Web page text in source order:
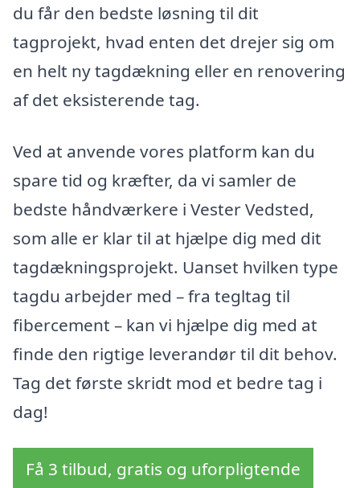
du får den bedste løsning til dit
tagprojekt, hvad enten det drejer sig om
en helt ny tagdækning eller en renovering
af det eksisterende tag.
Ved at anvende vores platform kan du
spare tid og kræfter, da vi samler de
bedste håndværkere i Vester Vedsted,
som alle er klar til at hjælpe dig med dit
tagdækningsprojekt. Uanset hvilken type
tagdu arbejder med – fra tegltag til
fibercement – kan vi hjælpe dig med at
finde den rigtige leverandør til dit behov.
Tag det første skridt mod et bedre tag i
dag!
Få 3 tilbud, gratis og uforpligtende